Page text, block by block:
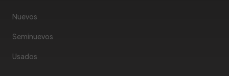
Nuevos
Seminuevos
Usados